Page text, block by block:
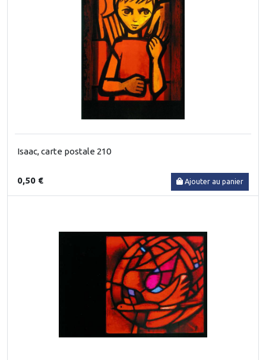
Isaac, carte postale 210
0,50 € Ajouter au panier